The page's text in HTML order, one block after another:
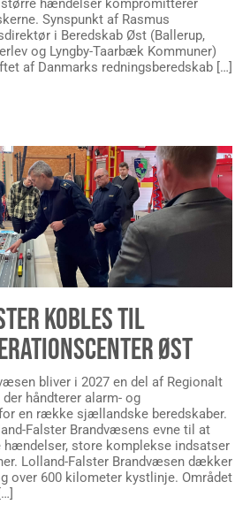
hændelser kompromitterer
Synspunkt af Rasmus
i Beredskab Øst (Ballerup,
og Lyngby-Taarbæk Kommuner)
af Danmarks redningsberedskab […]
KOBLES TIL
ØST
bliver i 2027 en del af Regionalt
håndterer alarm- og
en række sjællandske beredskaber.
Falster Brandvæsens evne til at
hændelser, store komplekse indsatser
Lolland-Falster Brandvæsen dækker
over 600 kilometer kystlinje. Området